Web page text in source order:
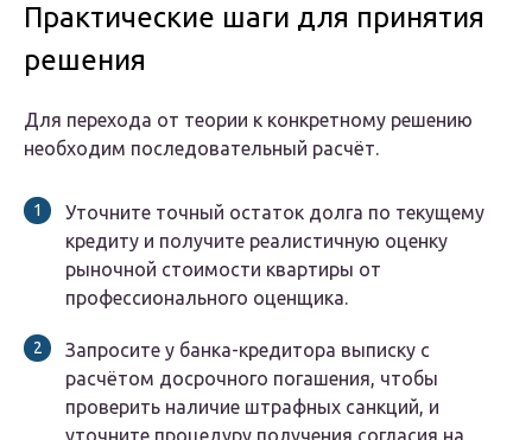
Практические шаги для принятия
решения
Для перехода от теории к конкретному решению
необходим последовательный расчёт.
Уточните точный остаток долга по текущему
кредиту и получите реалистичную оценку
рыночной стоимости квартиры от
профессионального оценщика.
Запросите у банка-кредитора выписку с
расчётом досрочного погашения, чтобы
проверить наличие штрафных санкций, и